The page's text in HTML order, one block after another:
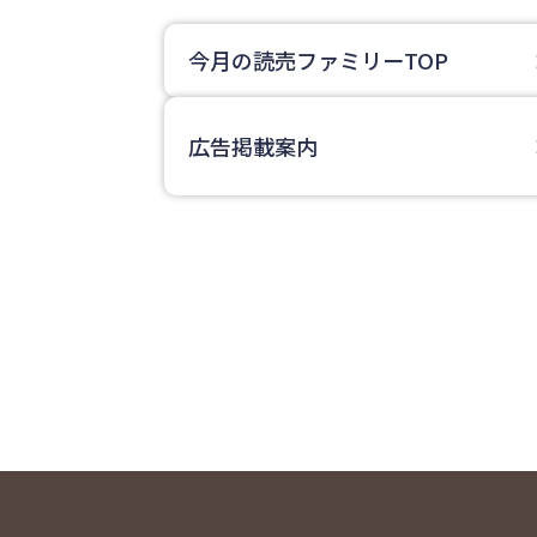
今月の読売ファミリーTOP
広告掲載案内